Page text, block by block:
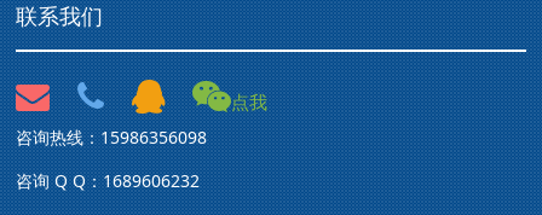
联系我们
点我
咨询热线：15986356098
咨询 Q Q：1689606232